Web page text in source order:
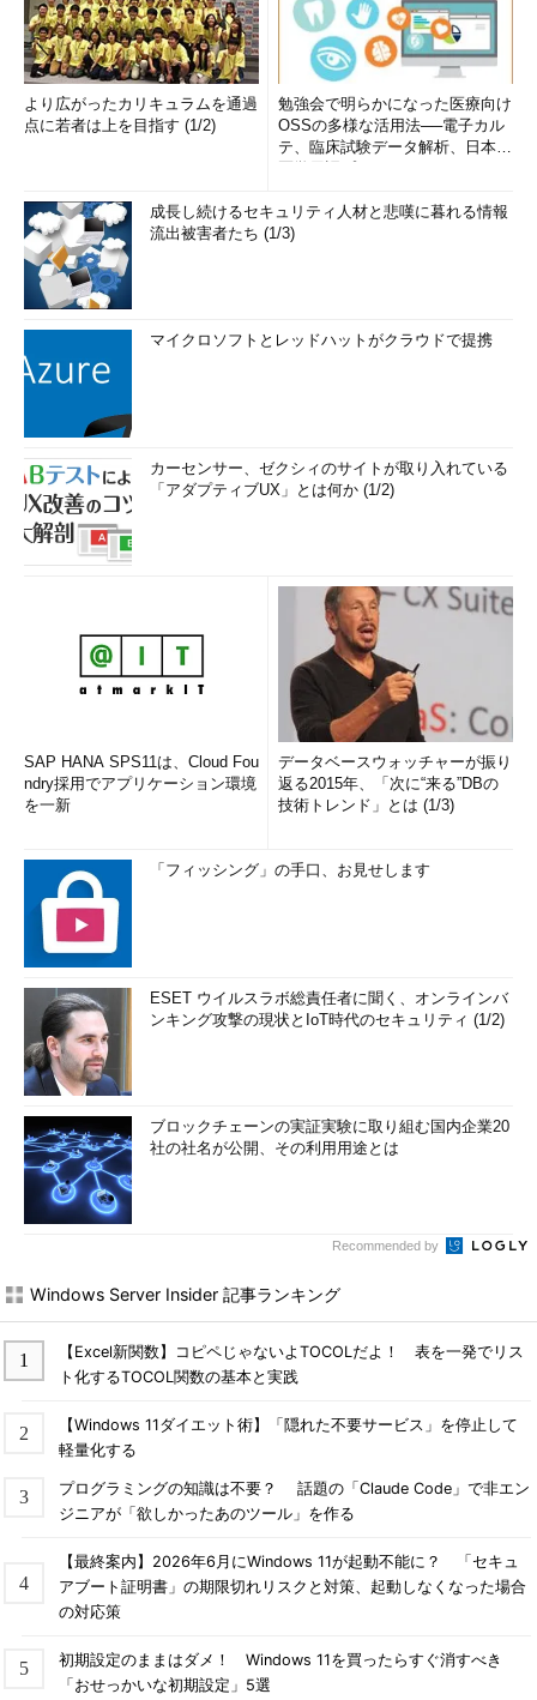
より広がったカリキュラムを通過
点に若者は上を目指す (1/2)
勉強会で明らかになった医療向け
OSSの多様な活用法──電子カル
テ、臨床試験データ解析、日本語
成長し続けるセキュリティ人材と悲嘆に暮れる情報
流出被害者たち (1/3)
マイクロソフトとレッドハットがクラウドで提携
カーセンサー、ゼクシィのサイトが取り入れている
「アダプティブUX」とは何か (1/2)
SAP HANA SPS11は、Cloud Fou
ndry採用でアプリケーション環境
を一新
データベースウォッチャーが振り
返る2015年、「次に“来る”DBの
技術トレンド」とは (1/3)
「フィッシング」の手口、お見せします
ESET ウイルスラボ総責任者に聞く、オンラインバ
ンキング攻撃の現状とIoT時代のセキュリティ (1/2)
ブロックチェーンの実証実験に取り組む国内企業20
社の社名が公開、その利用用途とは
Recommended by
Windows Server Insider 記事ランキング
【Excel新関数】コピペじゃないよTOCOLだよ！ 表を一発でリス
ト化するTOCOL関数の基本と実践
【Windows 11ダイエット術】「隠れた不要サービス」を停止して
軽量化する
プログラミングの知識は不要？ 話題の「Claude Code」で非エン
ジニアが「欲しかったあのツール」を作る
【最終案内】2026年6月にWindows 11が起動不能に？ 「セキュ
アブート証明書」の期限切れリスクと対策、起動しなくなった場合
の対応策
初期設定のままはダメ！ Windows 11を買ったらすぐ消すべき
「おせっかいな初期設定」5選